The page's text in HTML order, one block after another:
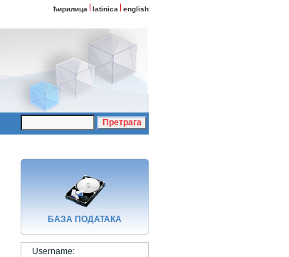
ћирилица latinica english
БАЗA ПОДАТАКА
Username: